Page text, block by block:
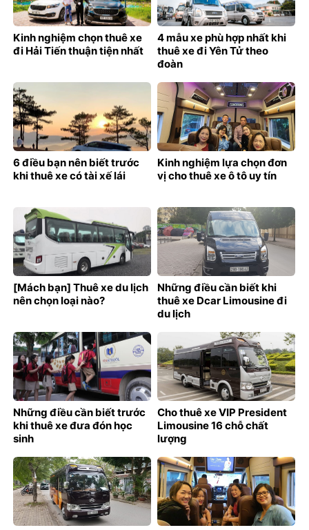
Kinh nghiệm chọn thuê xe
đi Hải Tiến thuận tiện nhất
4 mẫu xe phù hợp nhất khi
thuê xe đi Yên Tử theo
đoàn
6 điều bạn nên biết trước
khi thuê xe có tài xế lái
Kinh nghiệm lựa chọn đơn
vị cho thuê xe ô tô uy tín
[Mách bạn] Thuê xe du lịch
nên chọn loại nào?
Những điều cần biết khi
thuê xe Dcar Limousine đi
du lịch
Những điều cần biết trước
khi thuê xe đưa đón học
sinh
Cho thuê xe VIP President
Limousine 16 chỗ chất
lượng